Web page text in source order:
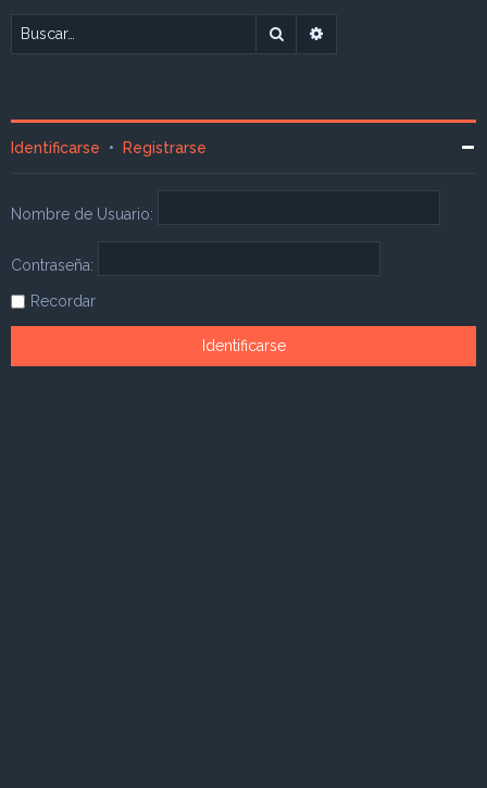
Buscar
Identificarse • Registrarse
Nombre de Usuario:
Contraseña:
Recordar